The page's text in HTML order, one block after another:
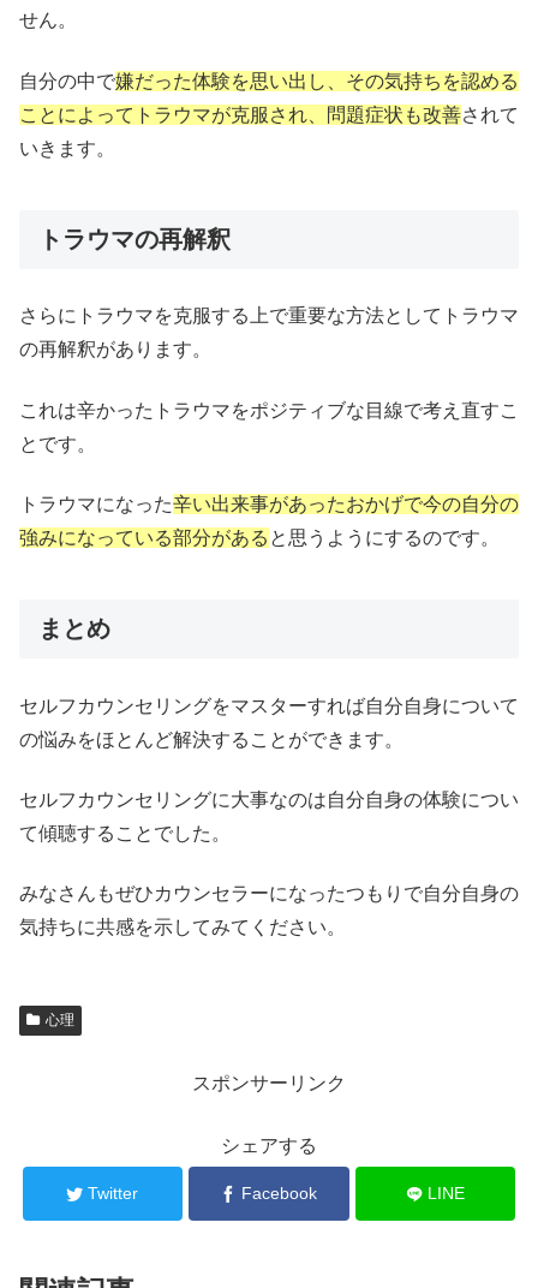
せん。
自分の中で嫌だった体験を思い出し、その気持ちを認める
ことによってトラウマが克服され、問題症状も改善されて
いきます。
トラウマの再解釈
さらにトラウマを克服する上で重要な方法としてトラウマ
の再解釈があります。
これは辛かったトラウマをポジティブな目線で考え直すこ
とです。
トラウマになった辛い出来事があったおかげで今の自分の
強みになっている部分がある と思うようにするのです。
まとめ
セルフカウンセリングをマスターすれば自分自身について
の悩みをほとんど解決することができます。
セルフカウンセリングに大事なのは自分自身の体験につい
て傾聴することでした。
みなさんもぜひカウンセラーになったつもりで自分自身の
気持ちに共感を示してみてください。
心理
スポンサーリンク
シェアする
Twitter Facebook LINE